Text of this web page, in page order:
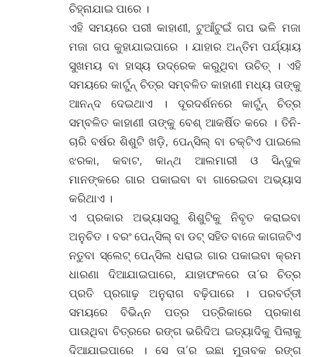
ଚିହ୍ନାଯାଇ ପାରେ ।
ଏହି ସମୟରେ ପରୀ କାହାଣୀ, ଟୁଆଁଟୁଇଁ ଗପ ଭଳି ମଜା
ମଜା ଗପ କୁହାଯାଇପାରେ । ଯାହାର ଅନ୍ତିମ ପର୍ଯ୍ୟାୟ
ସୁଖମୟ ବା ହାସ୍ୟ ଉଦ୍ରେକ କରୁଥିବା ଉଚିତ୍ । ଏହି
ସମୟରେ କାର୍ଟୁନ୍ ଚିତ୍ର ସମ୍ବଳିତ କାହାଣୀ ମଧ୍ୟ ତାଙ୍କୁ
ଆନନ୍ଦ ଦେଇଥାଏ । ଦୂରଦର୍ଶନରେ କାର୍ଟୁନ୍ ଚିତ୍ର
ସମ୍ବଳିତ କାହାଣୀ ତାଙ୍କୁ ବେଶ୍ ଆକର୍ଷିତ କରେ । ତିନି-
ଚାରି ବର୍ଷର ଶିଶୁଟି ଖଡ଼ି, ପେନ୍ସିଲ୍ ବା ଚକ୍ଟିଏ ପାଇଲେ
ଝରକା, କବାଟ, କାନ୍ଥ ଆଲମାରୀ ଓ ସିନ୍ଦୁକ
ମାନଙ୍କରେ ଗାର ପକାଇବା ବା ଗାରେଇବା ଅଭ୍ୟାସ
କରିଥାଏ ।
ଏ ପ୍ରକାର ଅଭ୍ୟାସରୁ ଶିଶୁଟିକୁ ନିବୃତ କରାଇବା
ଅନୁଚିତ । ବରଂ ପେନ୍ସିଲ୍ ବା ଡଟ୍ ସହିତ ବାଜେ କାଗଜଟିଏ
ନତୁବା ସ୍ଲେଟ୍ ପେନ୍ସିଲ ଧରାଇ ଗାର ପକାଇବା କ୍ରମ
ଧାରଣା ଦିଆଯାଇପାରେ, ଯାହାଫଳରେ ତା’ର ଚିତ୍ର
ପ୍ରତି ପ୍ରଗାଢ଼ ଅନୁରାଗ ବଢ଼ିପାରେ । ପରବର୍ତ୍ତୀ
ସମୟରେ ବିଭିନ୍ନ ପତ୍ର ପତ୍ରିକାରେ ପ୍ରକାଶ
ପାଉଥିବା ଚିତ୍ରରେ ରଙ୍ଗ ଭରିଦିଅ ଇତ୍ୟାଦିକୁ ପିଲାକୁ
ଦିଆଯାଇପାରେ । ସେ ତା’ର ଇଛା ମୁତାବକ ରଙ୍ଗ